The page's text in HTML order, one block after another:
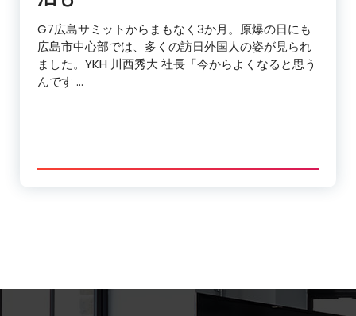
G7広島サミットからまもなく3か月。原爆の日にも
広島市中心部では、多くの訪日外国人の姿が見られ
ました。YKH 川西秀大 社長「今からよくなると思う
んです …